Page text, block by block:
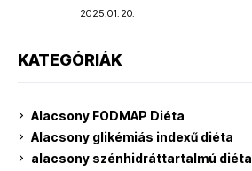
2025.01.20.
KATEGÓRIÁK
Alacsony FODMAP Diéta
Alacsony glikémiás indexű diéta
alacsony szénhidráttartalmú diéta